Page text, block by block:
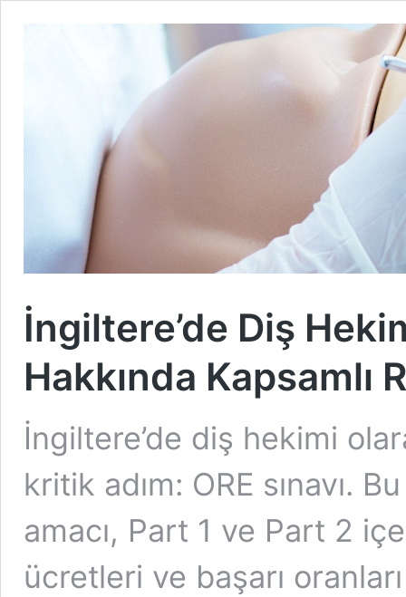
İngiltere’de Diş
Hakkında Kapsamlı
İngiltere’de diş hekimi
kritik adım: ORE sınavı.
amacı, Part 1 ve Part 2
ücretleri ve başarı oranları